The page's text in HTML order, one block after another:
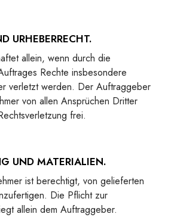
URHEBERRECHT.
allein, wenn durch die
Rechte insbesondere
verletzt werden. Der Auftraggeber
von allen Ansprüchen Dritter
frei.
UND MATERIALIEN.
ist berechtigt, von gelieferten
Die Pflicht zur
allein dem Auftraggeber.